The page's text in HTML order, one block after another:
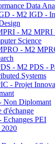
Data
- M2 IGD -
- M2 MPRI
Science
- M2
- M2 PDS -
Systems
- Projet
Non Diplomant
d'échange
Echanges PEI
2020